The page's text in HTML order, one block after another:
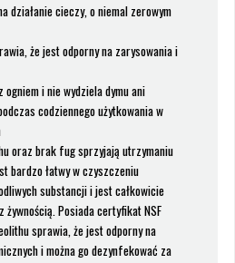
działanie cieczy, o niemal zerowym
że jest odporny na zarysowania i
i nie wydziela dymu ani
codziennego użytkowania w
oraz brak fug sprzyjają utrzymaniu
bardzo łatwy w czyszczeniu
substancji i jest całkowicie
żywnością. Posiada certyfikat NSF
sprawia, że jest odporny na
i można go dezynfekować za